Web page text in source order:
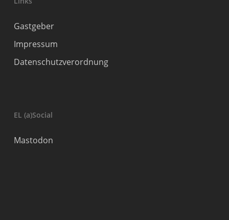
Gastgeber
Impressum
Datenschutzverordnung
EL (a)Social
Mastodon